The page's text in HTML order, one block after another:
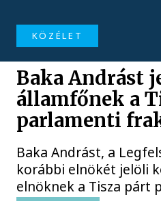
KÖZÉLET
Baka Andrást
államfőnek a
parlamenti
Baka Andrást, a
korábbi elnökét jelöli
elnöknek a Tisza párt